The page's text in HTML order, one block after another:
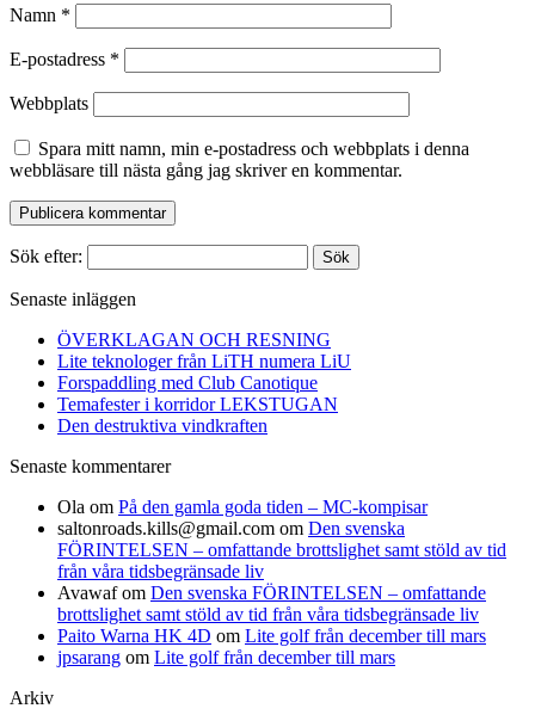
Namn *
E-postadress *
Webbplats
Spara mitt namn, min e-postadress och webbplats i denna
webbläsare till nästa gång jag skriver en kommentar.
Sök efter:
Senaste inläggen
ÖVERKLAGAN OCH RESNING
Lite teknologer från LiTH numera LiU
Forspaddling med Club Canotique
Temafester i korridor LEKSTUGAN
Den destruktiva vindkraften
Senaste kommentarer
Ola om På den gamla goda tiden – MC-kompisar
saltonroads.kills@gmail.com om Den svenska
FÖRINTELSEN – omfattande brottslighet samt stöld av tid
från våra tidsbegränsade liv
Avawafom Den svenska FÖRINTELSEN – omfattande
brottslighet samt stöld av tid från våra tidsbegränsade liv
Paito Warna HK 4D om Lite golf från december till mars
jpsarang om Lite golf från december till mars
Arkiv